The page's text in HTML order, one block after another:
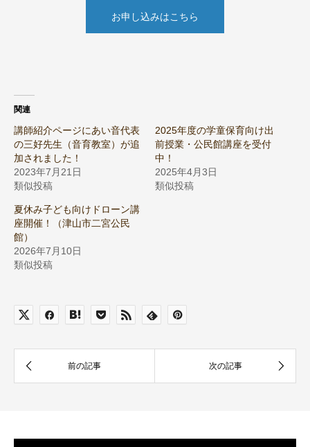
お申し込みはこちら
関連
講師紹介ページにあい音代表
の三好先生（音育教室）が追
加されました！
2023年7月21日
類似投稿
2025年度の学童保育向け出
前授業・公民館講座を受付
中！
2025年4月3日
類似投稿
夏休み子ども向けドローン講
座開催！（津山市二宮公民
館）
2026年7月10日
類似投稿